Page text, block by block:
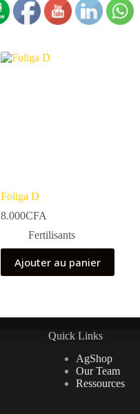
Foliga D
8.000CFA
Fertilisants
Ajouter au panier
Quick Links
AgShop
Our Team
Ressources